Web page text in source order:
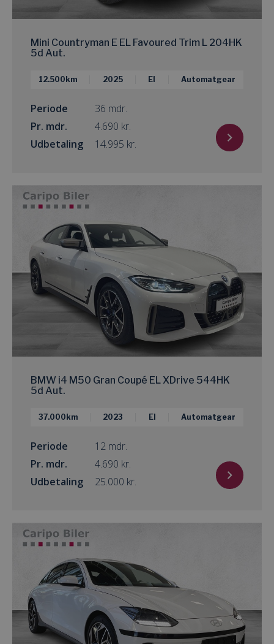
Mini Countryman E EL Favoured Trim L 204HK
5d Aut.
12.500km 2025 El Automatgear
Periode
36 mdr.
Pr. mdr.
kr.
Udbetaling
kr.
BMW i4 M50 Gran Coupé EL XDrive 544HK
5d Aut.
37.000km 2023 El Automatgear
Periode
12 mdr.
Pr. mdr.
kr.
Udbetaling
kr.